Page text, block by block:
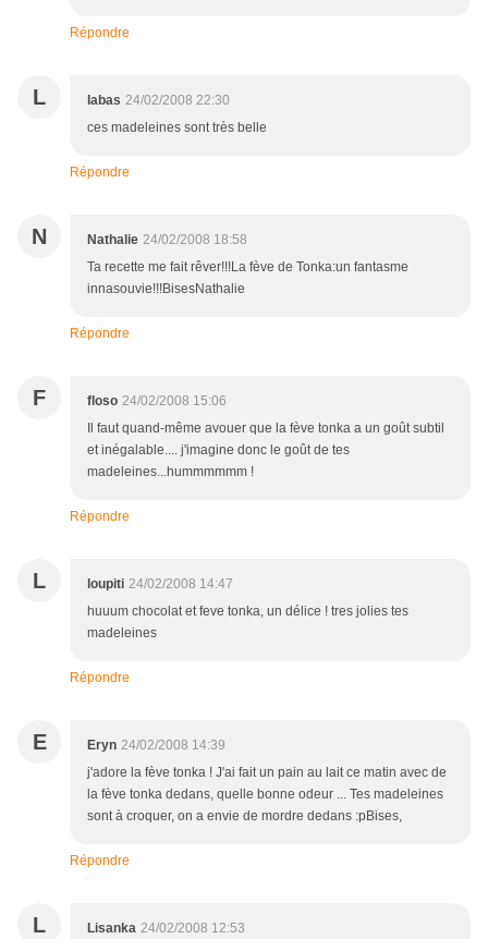
Répondre
L labas 24/02/2008 22:30
ces madeleines sont très belle
Répondre
N Nathalie 24/02/2008 18:58
Ta recette me fait rêver!!!La fève de Tonka:un fantasme
innasouvie!!!BisesNathalie
Répondre
F floso 24/02/2008 15:06
Il faut quand-même avouer que la fève tonka a un goût subtil
et inégalable.... j'imagine donc le goût de tes
madeleines...hummmmmm !
Répondre
L loupiti 24/02/2008 14:47
huuum chocolat et feve tonka, un délice ! tres jolies tes
madeleines
Répondre
E Eryn 24/02/2008 14:39
j'adore la fève tonka ! J'ai fait un pain au lait ce matin avec de
la fève tonka dedans, quelle bonne odeur ... Tes madeleines
sont à croquer, on a envie de mordre dedans :pBises,
Répondre
L Lisanka 24/02/2008 12:53